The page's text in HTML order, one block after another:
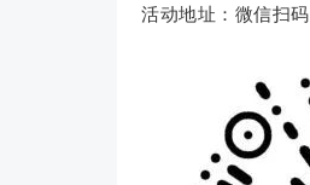
活动地址：微信扫码